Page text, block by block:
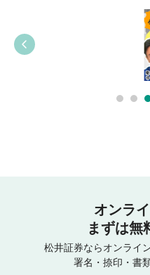
オンラ
まずは無
松井証券ならオンライ
署名・捺印・書